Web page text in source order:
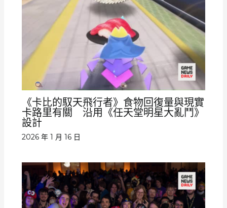
《卡比的馭天飛行者》食物回復量與現實
卡路里有關 沿用《任天堂明星大亂鬥》
設計
2026 年 1 月 16 日